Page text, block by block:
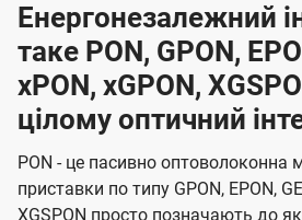
Енергонезалежний
таке PON, GPON,
xPON, xGPON,
цілому оптичний
PON - це пасивно оптоволоконна
приставки по типу GPON, EPON,
XGSPON просто позначають до